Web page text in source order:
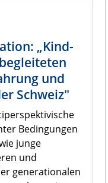
„Kind-
und
Schweiz"
Bedingungen
junge
und
generationalen